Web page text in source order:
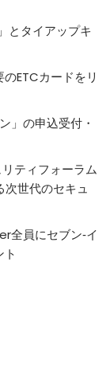
とタイアップキ
ETCカードをリ
」の申込受付・
ティフォーラム
世代のセキュ
全員にセブン‐イ